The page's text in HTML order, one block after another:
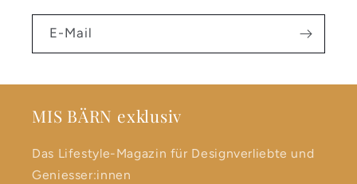
E-Mail
MIS BÄRN exklusiv
Das Lifestyle-Magazin für Designverliebte und
Geniesser:innen